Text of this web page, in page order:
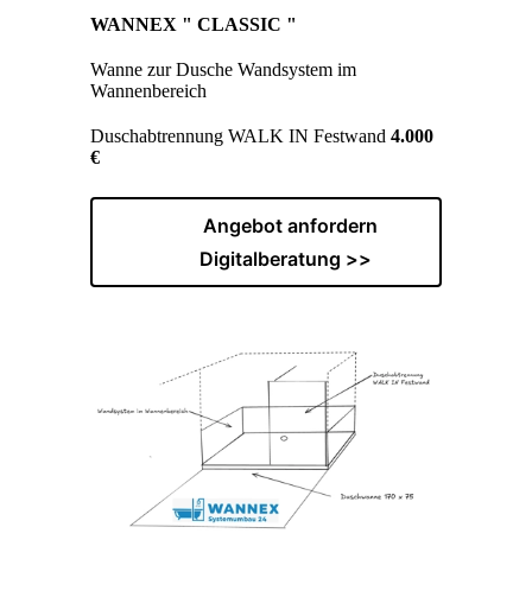
WANNEX " CLASSIC "
Wanne zur Dusche Wandsystem im
Wannenbereich
Duschabtrennung WALK IN Festwand4.000
€
Angebot anfordern
Digitalberatung >>